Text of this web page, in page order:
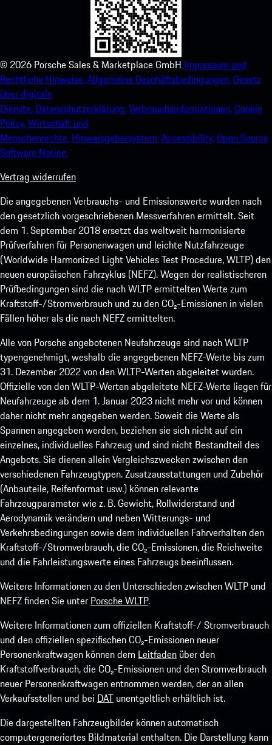
© 2026 Porsche Sales & Marketplace GmbH Impressum und
Rechtliche Hinweise.Allgemeine Geschäftsbedingungen.Gesetz
über digitale
Dienste. Datenschutzerklärung.Verbrauchsinformationen.Cookie
Policy.Wirtschaft und
Menschenrechte. Hinweisgebersystem.Accessibility.Open Source
Software Notice.
Vertrag widerrufen
Die angegebenen Verbrauchs- und Emissionswerte wurden nach
den gesetzlich vorgeschriebenen Messverfahren ermittelt. Seit
dem 1. September 2018 ersetzt das weltweit harmonisierte
Prüfverfahren für Personenwagen und leichte Nutzfahrzeuge
(Worldwide Harmonized Light Vehicles Test Procedure, WLTP) den
neuen europäischen Fahrzyklus (NEFZ). Wegen der realistischeren
Prüfbedingungen sind die nach WLTP ermittelten Werte zum
Kraftstoff-/Stromverbrauch und zu den CO₂-Emissionen in vielen
Fällen höher als die nach NEFZ ermittelten.
Alle von Porsche angebotenen Neufahrzeuge sind nach WLTP
typengenehmigt, weshalb die angegebenen NEFZ-Werte bis zum
31. Dezember 2022 von den WLTP-Werten abgeleitet wurden.
Offizielle von den WLTP-Werten abgeleitete NEFZ-Werte liegen für
Neufahrzeuge ab dem 1. Januar 2023 nicht mehr vor und können
daher nicht mehr angegeben werden. Soweit die Werte als
Spannen angegeben werden, beziehen sie sich nicht auf ein
einzelnes, individuelles Fahrzeug und sind nicht Bestandteil des
Angebots. Sie dienen allein Vergleichszwecken zwischen den
verschiedenen Fahrzeugtypen. Zusatzausstattungen und Zubehör
(Anbauteile, Reifenformat usw.) können relevante
Fahrzeugparameter wie z. B. Gewicht, Rollwiderstand und
Aerodynamik verändern und neben Witterungs- und
Verkehrsbedingungen sowie dem individuellen Fahrverhalten den
Kraftstoff-/Stromverbrauch, die CO₂-Emissionen, die Reichweite
und die Fahrleistungswerte eines Fahrzeugs beeinflussen.
Weitere Informationen zu den Unterschieden zwischen WLTP und
NEFZ finden Sie unter Porsche WLTP.
Weitere Informationen zum offiziellen Kraftstoff-/ Stromverbrauch
und den offiziellen spezifischen CO₂-Emissionen neuer
Personenkraftwagen können dem Leitfaden über den
Kraftstoffverbrauch, die CO₂-Emissionen und den Stromverbrauch
neuer Personenkraftwagen entnommen werden, der an allen
Verkaufsstellen und bei DAT unentgeltlich erhältlich ist.
Die dargestellten Fahrzeugbilder können automatisch
computergeneriertes Bildmaterial enthalten. Die Darstellung kann